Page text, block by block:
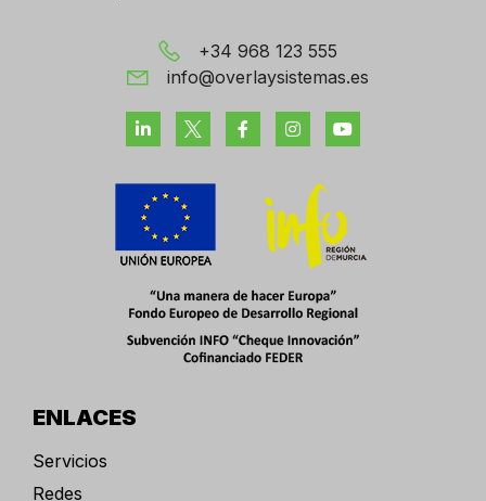
+34 968 123 555
info@overlaysistemas.es
ENLACES
Servicios
Redes